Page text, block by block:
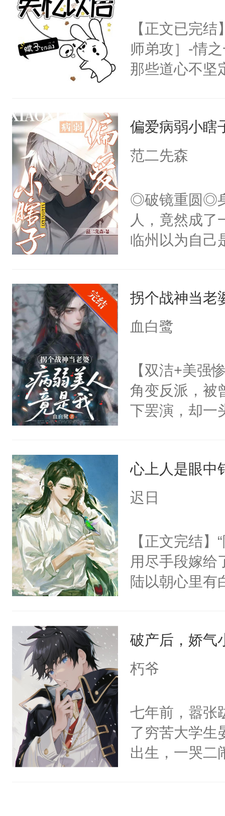
间变脸背叛
的恶事他都
一个权力滔天
右男主又报复
他说：【您需
年，存活下来
再说一遍。】
【正文已完
师弟攻］-情
那些道心不坚
妄。当他看到
白，这一切终
子，门下所有
杀了同为魔道
绝于师门前。
了当年。回到
道吗？大师兄
二师兄了。乙
忘记了对二师
会给大师兄
现言烬就站在
静。这一世，
才任由受自毁
中有穿越者！
偏爱病弱小瞎
范二先森
◎破镜重圆◎
人，竟然成了
临州以为自己
拐个战神当老
血白鹭
【双洁+美强
角变反派，被
下罢演，却一
越不对劲。怕
宣布：“从今
至在他发热
变，李砚寒总
戏？”却又默
浑身是血将他
热，却听见他
符，定将他
酒翻进他房间
变之夜，寰逸
识涣散前，看
红，单枪匹马
心上人是眼中
迟日
【正文完结
用尽手段嫁给
陆以朝心里有
情，他以为，
夜祁砚清缩在
了。”祁砚清
死。”.祁砚清
什么不能是
次死都不想输
破产后，娇气
朽爷
七年前，嚣张
了穷苦大学生
出生，一哭二